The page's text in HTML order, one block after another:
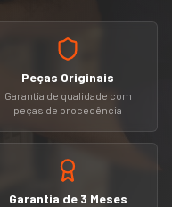
Peças Originais
Garantia de qualidade com
peças de procedência
Garantia de 3 Meses